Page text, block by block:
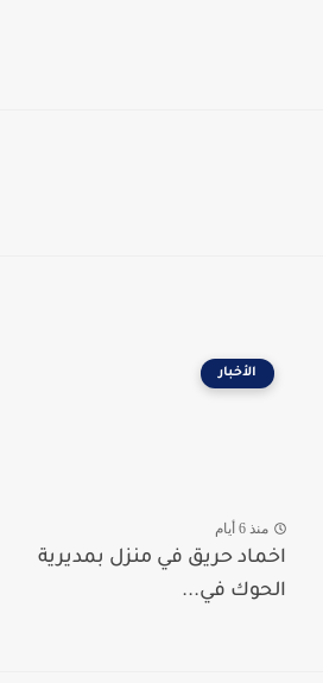
الأخبار
منذ 6 أيام
اخماد حريق في منزل بمديرية
الحوك في...